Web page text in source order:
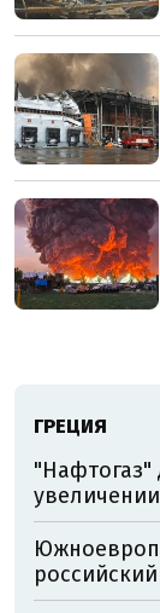
ГРЕЦИЯ
"Нафтогаз"